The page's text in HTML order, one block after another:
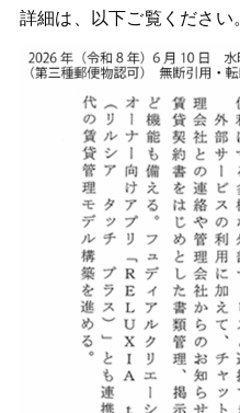
詳細は、以下ご覧ください。